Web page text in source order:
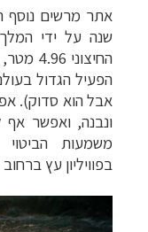
אתר מרשים נוסף
החיצוני 4.96 מטר, וגובהו
הפעיל הגדול בעולם (גדול
אבל הוא סדוק).
ונבנה, ואפשר אף
משמעות
בפוויליון עץ